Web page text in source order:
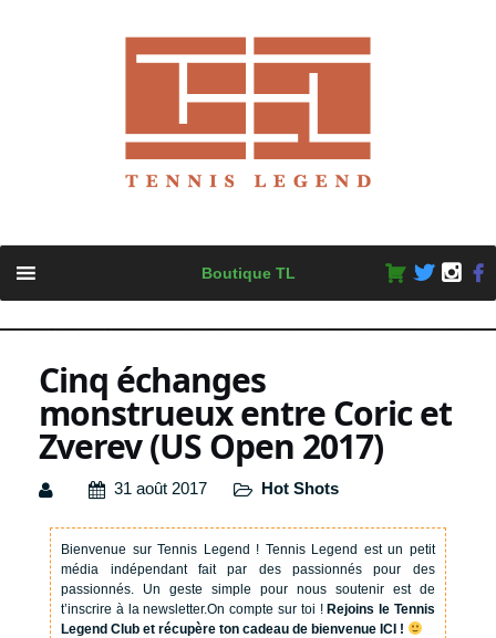
content
Boutique TL
Cinq échanges
monstrueux entre Coric et
Zverev (US Open 2017)
31 août 2017 Hot Shots
Bienvenue sur Tennis Legend ! Tennis Legend est un petit
média indépendant fait par des passionnés pour des
passionnés. Un geste simple pour nous soutenir est de
t’inscrire à la newsletter.On compte sur toi !Rejoins le Tennis
Legend Club et récupère ton cadeau de bienvenue ICI !